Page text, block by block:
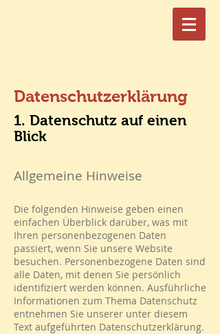
Datenschutzerklärung
1. Datenschutz auf einen
Blick
Allgemeine Hinweise
Die folgenden Hinweise geben einen
einfachen Überblick darüber, was mit
Ihren personenbezogenen Daten
passiert, wenn Sie unsere Website
besuchen. Personenbezogene Daten sind
alle Daten, mit denen Sie persönlich
identifiziert werden können. Ausführliche
Informationen zum Thema Datenschutz
entnehmen Sie unserer unter diesem
Text aufgeführten Datenschutzerklärung.